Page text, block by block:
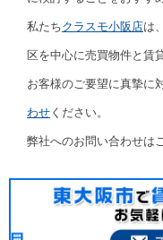
私たちクラスモ小阪店は
区を中心に売買物件と賃
お客様のご要望に真摯に
わせ ください。
弊社へのお問い合わせは